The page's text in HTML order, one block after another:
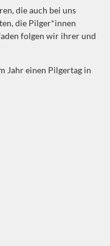
die auch bei uns
die Pilger*innen
folgen wir ihrer und
Jahr einen Pilgertag in